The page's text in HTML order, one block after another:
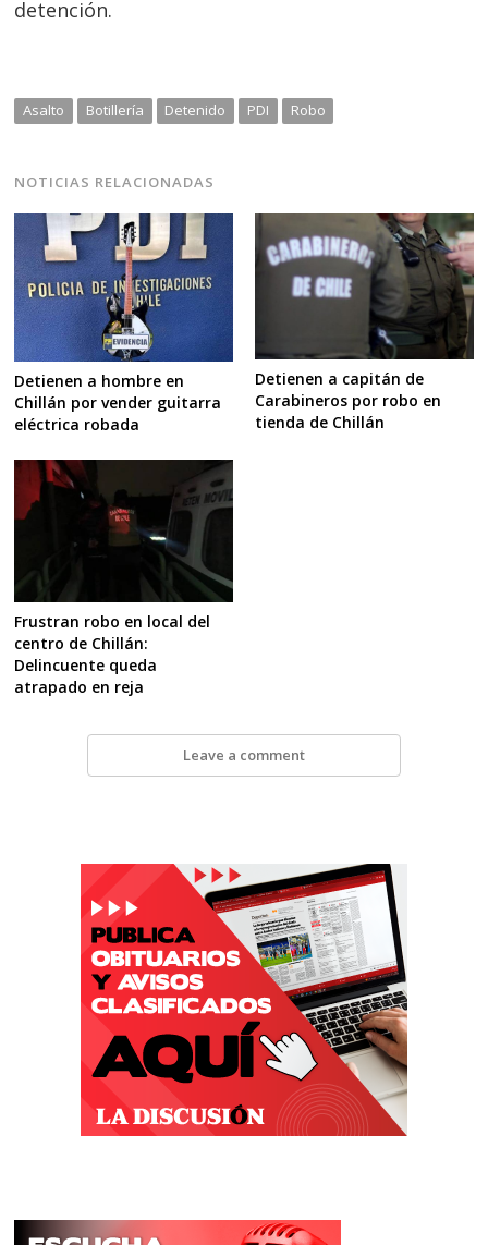
detención.
Asalto Botillería Detenido PDI Robo
NOTICIAS RELACIONADAS
Detienen a hombre en
Chillán por vender guitarra
eléctrica robada
Detienen a capitán de
Carabineros por robo en
tienda de Chillán
Frustran robo en local del
centro de Chillán:
Delincuente queda
atrapado en reja
Leave a comment